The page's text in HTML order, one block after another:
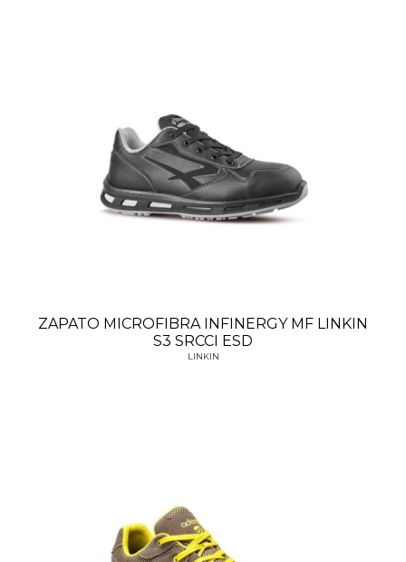
ZAPATO MICROFIBRA INFINERGY MF LINKIN
S3 SRCCI ESD
LINKIN